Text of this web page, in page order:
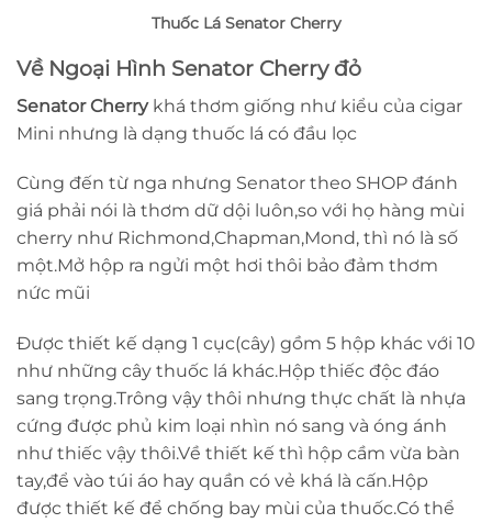
Thuốc Lá Senator Cherry
Về Ngoại Hình Senator Cherry đỏ
Senator Cherry khá thơm giống như kiểu của cigar
Mini nhưng là dạng thuốc lá có đầu lọc
Cùng đến từ nga nhưng Senator theo SHOP đánh
giá phải nói là thơm dữ dội luôn,so với họ hàng mùi
cherry như Richmond,Chapman,Mond, thì nó là số
một.Mở hộp ra ngửi một hơi thôi bảo đảm thơm
nức mũi
Được thiết kế dạng 1 cục(cây) gồm 5 hộp khác với 10
như những cây thuốc lá khác.Hộp thiếc độc đáo
sang trọng.Trông vậy thôi nhưng thực chất là nhựa
cứng được phủ kim loại nhìn nó sang và óng ánh
như thiếc vậy thôi.Về thiết kế thì hộp cầm vừa bàn
tay,để vào túi áo hay quần có vẻ khá là cấn.Hộp
được thiết kế để chống bay mùi của thuốc.Có thể